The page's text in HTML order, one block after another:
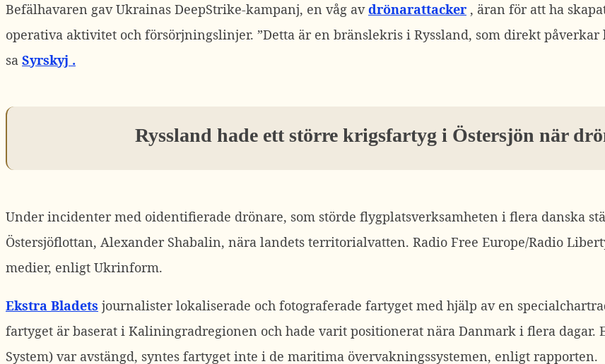
Befälhavaren gav Ukrainas DeepStrike-kampanj, en våg avdrönarattacker , äran för att ha
operativa aktivitet och försörjningslinjer. ”Detta är en bränslekris i Ryssland, som direkt
sa Syrskyj .
Ryssland hade ett större krigsfartyg i Östersjön när
Under incidenter med oidentifierade drönare, som störde flygplatsverksamheten i flera danska
Östersjöflottan, Alexander Shabalin, nära landets territorialvatten. Radio Free Europe/Radio
medier, enligt Ukrinform.
Ekstra Bladets journalister lokaliserade och fotograferade fartyget med hjälp av en
fartyget är baserat i Kaliningradregionen och hade varit positionerat nära Danmark i flera dagar.
System) var avstängd, syntes fartyget inte i de maritima övervakningssystemen, enligt rapporten.